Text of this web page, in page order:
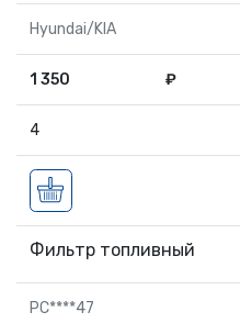
Hyundai/KIA
1 350 ₽
4
Фильтр топливный
PC****47